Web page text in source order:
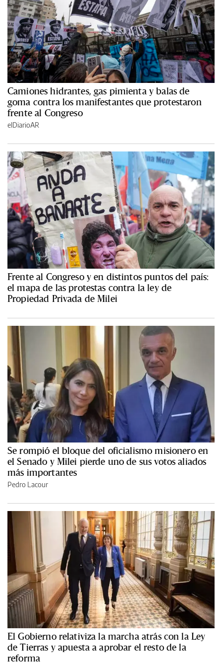
Camiones hidrantes, gas pimienta y balas de
goma contra los manifestantes que protestaron
frente al Congreso
elDiarioAR
Frente al Congreso y en distintos puntos del país:
el mapa de las protestas contra la ley de
Propiedad Privada de Milei
Se rompió el bloque del oficialismo misionero en
el Senado y Milei pierde uno de sus votos aliados
más importantes
Pedro Lacour
El Gobierno relativiza la marcha atrás con la Ley
de Tierras y apuesta a aprobar el resto de la
reforma